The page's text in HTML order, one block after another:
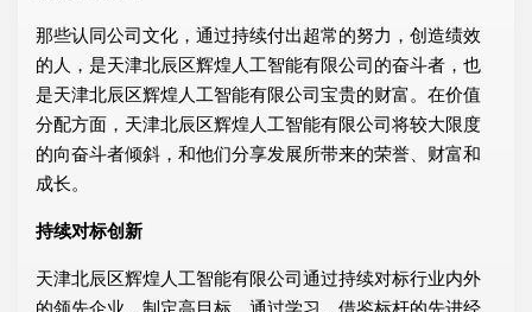
那些认同公司文化，通过持续付出超常的努力，创造绩效
的人，是天津北辰区辉煌人工智能有限公司的奋斗者，也
是天津北辰区辉煌人工智能有限公司宝贵的财富。在价值
分配方面，天津北辰区辉煌人工智能有限公司将较大限度
的向奋斗者倾斜，和他们分享发展所带来的荣誉、财富和
成长。
持续对标创新
天津北辰区辉煌人工智能有限公司通过持续对标行业内外